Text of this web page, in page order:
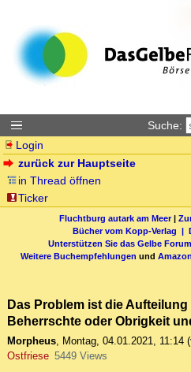
Suche:
Login
zurück zur Hauptseite
in Thread öffnen
Ticker
Fluchtburg autark am Meer|
Bücher vom Kopp-Verlag |
Unterstützen Sie das Gelbe Forum
Weitere Buchempfehlungen und
Das Problem ist die
Beherrschte oder Obrigkeit
Morpheus, Montag, 04.01.2021, 11:14
Ostfriese 5449 Views